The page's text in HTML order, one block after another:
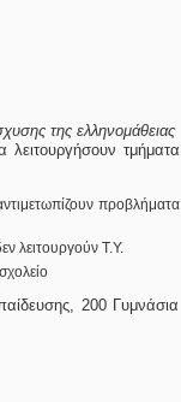
της ελληνομάθειας
τμήματα
προβλήματα
λειτουργούν Τ.Υ.
200 Γυμνάσια